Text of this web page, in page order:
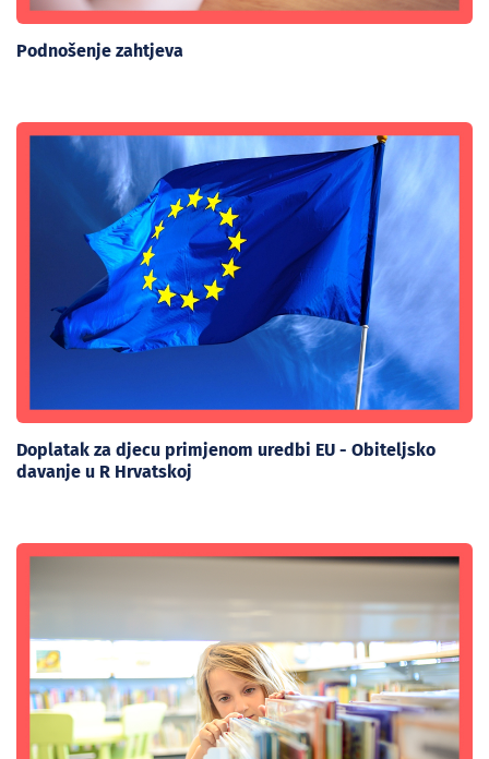
Podnošenje zahtjeva
Doplatak za djecu primjenom uredbi EU - Obiteljsko
davanje u R Hrvatskoj